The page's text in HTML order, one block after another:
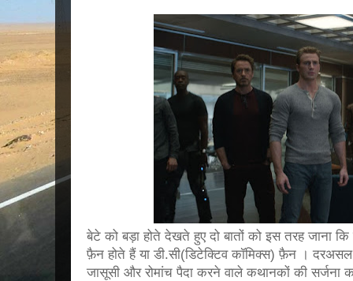
बेटे को बड़ा होते देखते हुए दो बातों को इस तरह जाना कि
फ़ैन होते हैं या डी.सी(डिटेक्टिव कॉमिक्स) फ़ैन । दरअसल
जासूसी और रोमांच पैदा करने वाले कथानकों की सर्जना